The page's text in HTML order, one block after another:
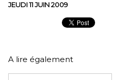
JEUDI 11 JUIN 2009
A lire également